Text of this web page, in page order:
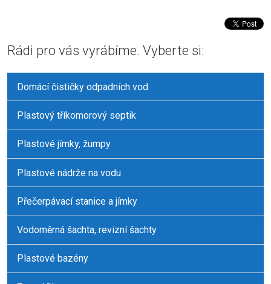
Rádi pro vás vyrábíme. Vyberte si:
Domácí čističky odpadních vod
Plastový tříkomorový septik
Plastové jímky, žumpy
Plastové nádrže na vodu
Přečerpávací stanice a jímky
Vodoměrná šachta, revizní šachty
Plastové bazény